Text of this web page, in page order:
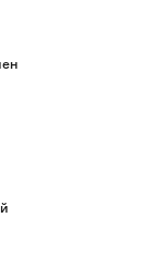
расчете